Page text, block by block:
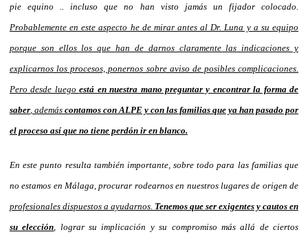
pie equino .. incluso que no han visto jamás un fijador colocado.
Probablemente en este aspecto he de mirar antes al Dr. Luna y a su equipo
porque son ellos los que han de darnos claramente las indicaciones y
explicarnos los procesos, ponernos sobre aviso de posibles complicaciones.
Pero desde luegoestá en nuestra mano preguntar y encontrar la forma de
saber , además contamos con ALPE y con las familias que ya han pasado por
el proceso así que no tiene perdón ir en blanco.
En este punto resulta también importante, sobre todo para las familias que
no estamos en Málaga, procurar rodearnos en nuestros lugares de origen de
profesionales dispuestos a ayudarnos. Tenemos que ser exigentes y cautos en
su elección , lograr su implicación y su compromiso más allá de ciertos